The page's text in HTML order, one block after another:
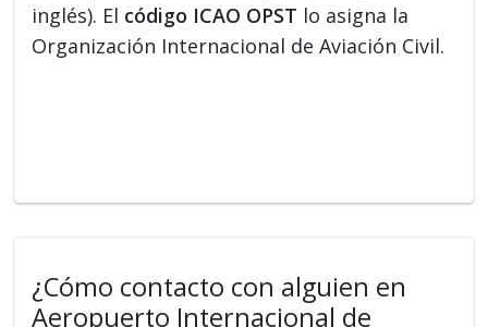
inglés). El código ICAO OPST lo asigna la
Organización Internacional de Aviación Civil.
¿Cómo contacto con alguien en
Aeropuerto Internacional de